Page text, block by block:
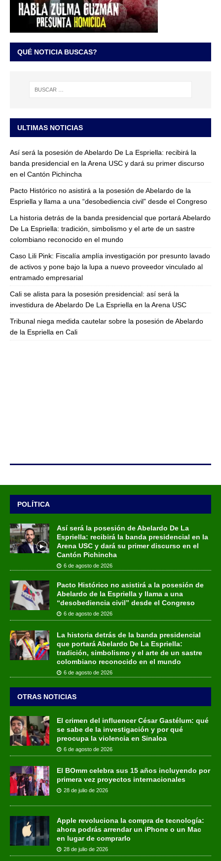
QUÉ NOTICIA BUSCAS?
ULTIMAS NOTICIAS
Así será la posesión de Abelardo De La Espriella: recibirá la
banda presidencial en la Arena USC y dará su primer discurso
en el Cantón Pichincha
Pacto Histórico no asistirá a la posesión de Abelardo de la
Espriella y llama a una “desobediencia civil” desde el Congreso
La historia detrás de la banda presidencial que portará Abelardo
De La Espriella: tradición, simbolismo y el arte de un sastre
colombiano reconocido en el mundo
Caso Lili Pink: Fiscalía amplía investigación por presunto lavado
de activos y pone bajo la lupa a nuevo proveedor vinculado al
entramado empresarial
Cali se alista para la posesión presidencial: así será la
investidura de Abelardo De La Espriella en la Arena USC
Tribunal niega medida cautelar sobre la posesión de Abelardo
de la Espriella en Cali
POLÍTICA
Así será la posesión de Abelardo De La
Espriella: recibirá la banda presidencial en la
Arena USC y dará su primer discurso en el
Cantón Pichincha
6 de agosto de 2026
Pacto Histórico no asistirá a la posesión de
Abelardo de la Espriella y llama a una
“desobediencia civil” desde el Congreso
6 de agosto de 2026
La historia detrás de la banda presidencial
que portará Abelardo De La Espriella:
tradición, simbolismo y el arte de un sastre
colombiano reconocido en el mundo
6 de agosto de 2026
OTRAS NOTICIAS
El crimen del influencer César Gastélum: qué
se sabe de la investigación y por qué
preocupa la violencia en Sinaloa
6 de agosto de 2026
El BOmm celebra sus 15 años incluyendo por
primera vez proyectos internacionales
28 de julio de 2026
Apple revoluciona la compra de tecnología:
ahora podrás arrendar un iPhone o un Mac
en lugar de comprarlo
28 de julio de 2026